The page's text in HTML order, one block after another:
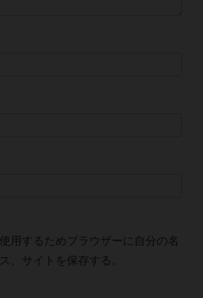
用するためブラウザーに自分の名
、サイトを保存する。